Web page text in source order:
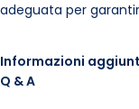
adeguata per
Informazioni
Q & A